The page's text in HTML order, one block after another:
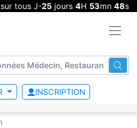
tous J-25 jours 4H 53mn 47s
INSCRIPTION